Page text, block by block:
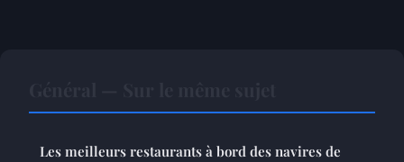
Les meilleurs restaurants à bord des navires de